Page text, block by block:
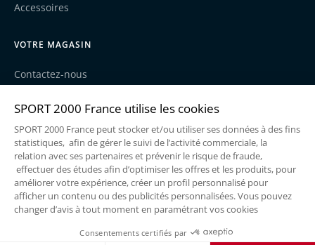
Accessoires
VOTRE MAGASIN
Contactez-nous
Recrutement
Une enseigne du groupe Sport2000
Mentions légales
Politique de cookies